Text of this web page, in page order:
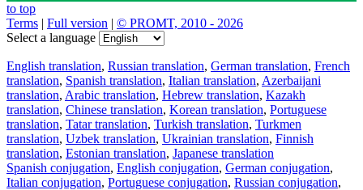
to top
Terms | Full version | © PROMT, 2010 - 2026
Select a language
English translation, Russian translation, German translation, French
translation, Spanish translation, Italian translation, Azerbaijani
translation, Arabic translation, Hebrew translation, Kazakh
translation, Chinese translation, Korean translation, Portuguese
translation, Tatar translation, Turkish translation, Turkmen
translation, Uzbek translation, Ukrainian translation, Finnish
translation, Estonian translation, Japanese translation
Spanish conjugation, English conjugation, German conjugation,
Italian conjugation, Portuguese conjugation, Russian conjugation,